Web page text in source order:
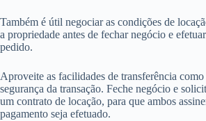
Também é útil negociar as condições de
a propriedade antes de fechar negócio e
pedido.
Aproveite as facilidades de transferência
segurança da transação. Feche negócio e
um contrato de locação, para que ambos
pagamento seja efetuado.